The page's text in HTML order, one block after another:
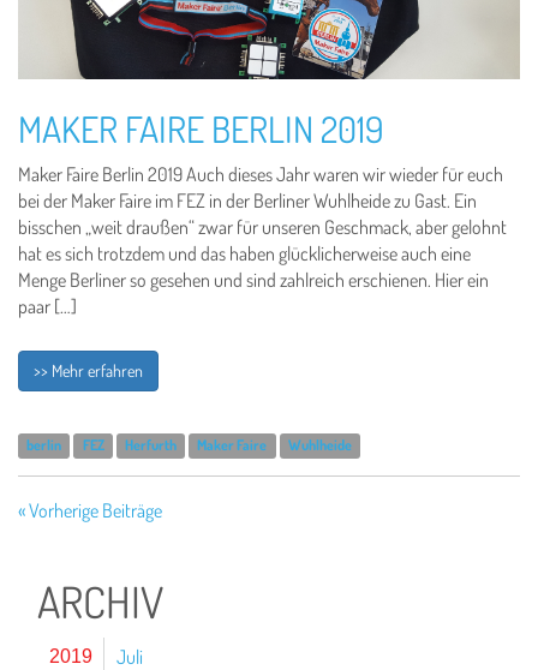
MAKER FAIRE BERLIN 2019
Maker Faire Berlin 2019 Auch dieses Jahr waren wir wieder für euch
bei der Maker Faire im FEZ in der Berliner Wuhlheide zu Gast. Ein
bisschen „weit draußen“ zwar für unseren Geschmack, aber gelohnt
hat es sich trotzdem und das haben glücklicherweise auch eine
Menge Berliner so gesehen und sind zahlreich erschienen. Hier ein
paar […]
>> Mehr erfahren
berlin FEZ Herfurth Maker Faire Wuhlheide
« Vorherige Beiträge
ARCHIV
2019
Juli